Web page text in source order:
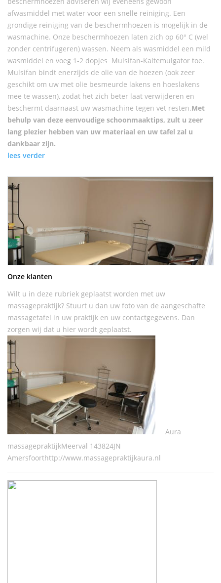
afwasmiddel met water voor een snelle reiniging. Een
grondige reiniging van de beschermhoezen is mogelijk in de
wasmachine. Onze beschermhoezen laten zich op 60° C (wel
zonder centrifugeren) wassen. Neem als wasmiddel een mild
wasmiddel en voeg 1-2 dopjes Mulsifan-Kaltemulgator toe.
Mulsifan bindt enerzijds de olie van de hoezen (ook zeer
geschikt om uw met olie besmeurde lakens en hoeslakens
mee te wassen), zodat het zich beter laat verwijderen en
beschermt daarnaast uw wasmachine tegen vet resten.Met
behulp van deze eenvoudige schoonmaaktips, zult u zeer
lang plezier hebben van uw materiaal en uw tafel zal u
dankbaar zijn.
lees verder
Onze klanten
Wilt u in deze rubriek geplaatst worden met uw
massagepraktijk? Stuurt u dan uw foto van de aangeschafte
massagetafel in uw praktijk en uw contactgegevens. Dan
zorgen wij dat u hier wordt geplaatst.
Aura
massagepraktijkMeerval 143824JN
Amersfoorthttp://www.massagepraktijkaura.nl